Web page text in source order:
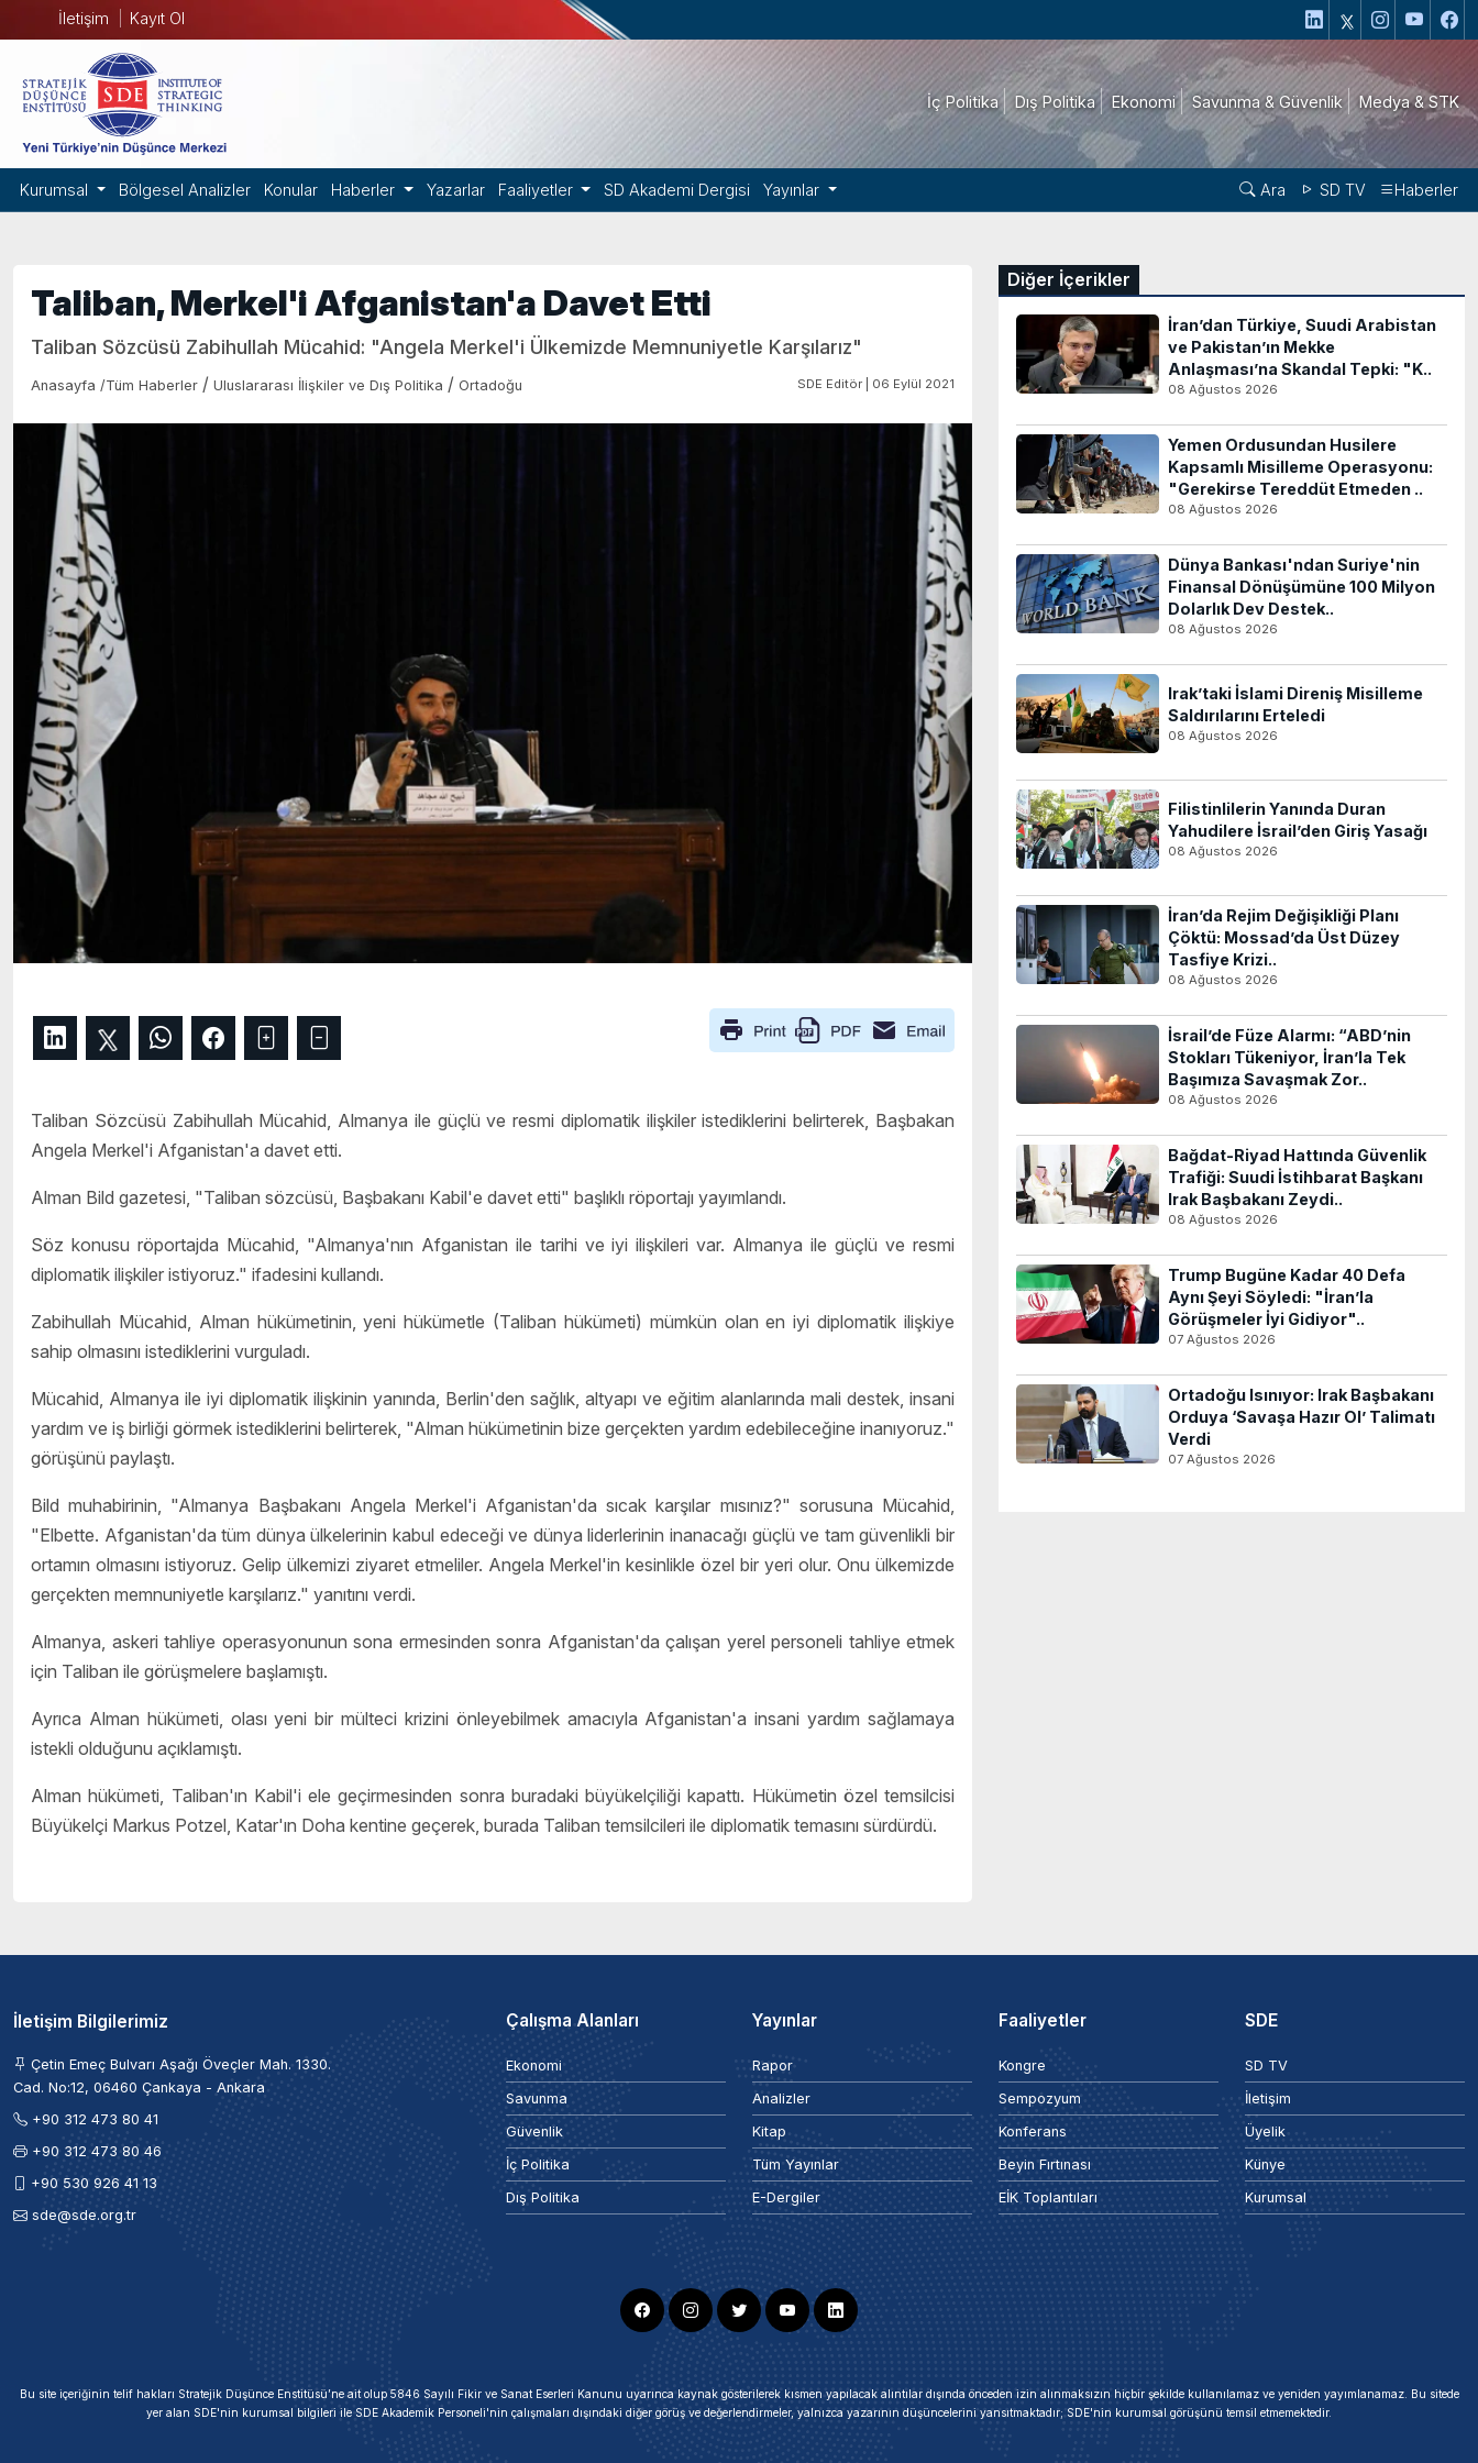
İletişim Kayıt Ol
İç Politika Dış Politika Ekonomi Savunma & Güvenlik Medya & STK
Kurumsal Bölgesel Analizler Konular Haberler Yazarlar Faaliyetler SD Akademi Dergisi Yayınlar Ara SD TV Haberler
Taliban, Merkel'i Afganistan'a Davet Etti
Taliban Sözcüsü Zabihullah Mücahid: "Angela Merkel'i Ülkemizde Memnuniyetle Karşılarız"
Anasayfa /Tüm Haberler / Uluslararası İlişkiler ve Dış Politika / Ortadoğu SDE Editör | 06 Eylül 2021
Taliban Sözcüsü Zabihullah Mücahid, Almanya ile güçlü ve resmi diplomatik ilişkiler istediklerini belirterek, Başbakan
Angela Merkel'i Afganistan'a davet etti.
Alman Bild gazetesi, "Taliban sözcüsü, Başbakanı Kabil'e davet etti" başlıklı röportajı yayımlandı.
Söz konusu röportajda Mücahid, "Almanya'nın Afganistan ile tarihi ve iyi ilişkileri var. Almanya ile güçlü ve resmi
diplomatik ilişkiler istiyoruz." ifadesini kullandı.
Zabihullah Mücahid, Alman hükümetinin, yeni hükümetle (Taliban hükümeti) mümkün olan en iyi diplomatik ilişkiye
sahip olmasını istediklerini vurguladı.
Mücahid, Almanya ile iyi diplomatik ilişkinin yanında, Berlin'den sağlık, altyapı ve eğitim alanlarında mali destek, insani
yardım ve iş birliği görmek istediklerini belirterek, "Alman hükümetinin bize gerçekten yardım edebileceğine inanıyoruz."
görüşünü paylaştı.
Bild muhabirinin, "Almanya Başbakanı Angela Merkel'i Afganistan'da sıcak karşılar mısınız?" sorusuna Mücahid,
"Elbette. Afganistan'da tüm dünya ülkelerinin kabul edeceği ve dünya liderlerinin inanacağı güçlü ve tam güvenlikli bir
ortamın olmasını istiyoruz. Gelip ülkemizi ziyaret etmeliler. Angela Merkel'in kesinlikle özel bir yeri olur. Onu ülkemizde
gerçekten memnuniyetle karşılarız." yanıtını verdi.
Almanya, askeri tahliye operasyonunun sona ermesinden sonra Afganistan'da çalışan yerel personeli tahliye etmek
için Taliban ile görüşmelere başlamıştı.
Ayrıca Alman hükümeti, olası yeni bir mülteci krizini önleyebilmek amacıyla Afganistan'a insani yardım sağlamaya
istekli olduğunu açıklamıştı.
Alman hükümeti, Taliban'ın Kabil'i ele geçirmesinden sonra buradaki büyükelçiliği kapattı. Hükümetin özel temsilcisi
Büyükelçi Markus Potzel, Katar'ın Doha kentine geçerek, burada Taliban temsilcileri ile diplomatik temasını sürdürdü.
Diğer İçerikler
İran’dan Türkiye, Suudi Arabistan
ve Pakistan’ın Mekke
Anlaşması’na Skandal Tepki: "K..
08 Ağustos 2026
Yemen Ordusundan Husilere
Kapsamlı Misilleme Operasyonu:
"Gerekirse Tereddüt Etmeden ..
08 Ağustos 2026
Dünya Bankası'ndan Suriye'nin
Finansal Dönüşümüne 100 Milyon
Dolarlık Dev Destek..
08 Ağustos 2026
Irak’taki İslami Direniş Misilleme
Saldırılarını Erteledi
08 Ağustos 2026
Filistinlilerin Yanında Duran
Yahudilere İsrail’den Giriş Yasağı
08 Ağustos 2026
İran’da Rejim Değişikliği Planı
Çöktü: Mossad’da Üst Düzey
Tasfiye Krizi..
08 Ağustos 2026
İsrail’de Füze Alarmı: “ABD’nin
Stokları Tükeniyor, İran’la Tek
Başımıza Savaşmak Zor..
08 Ağustos 2026
Bağdat-Riyad Hattında Güvenlik
Trafiği: Suudi İstihbarat Başkanı
Irak Başbakanı Zeydi..
08 Ağustos 2026
Trump Bugüne Kadar 40 Defa
Aynı Şeyi Söyledi: "İran’la
Görüşmeler İyi Gidiyor"..
07 Ağustos 2026
Ortadoğu Isınıyor: Irak Başbakanı
Orduya ‘Savaşa Hazır Ol’ Talimatı
Verdi
07 Ağustos 2026
İletişim Bilgilerimiz
Çetin Emeç Bulvarı Aşağı Öveçler Mah. 1330.
Cad. No:12, 06460 Çankaya - Ankara
+90 312 473 80 41
+90 312 473 80 46
+90 530 926 41 13
sde@sde.org.tr
Çalışma Alanları
Ekonomi
Savunma
Güvenlik
İç Politika
Dış Politika
Yayınlar
Rapor
Analizler
Kitap
Tüm Yayınlar
E-Dergiler
Faaliyetler
Kongre
Sempozyum
Konferans
Beyin Fırtınası
EİK Toplantıları
SDE
SD TV
İletişim
Üyelik
Künye
Kurumsal
Bu site içeriğinin telif hakları Stratejik Düşünce Enstitüsü’ne ait olup 5846 Sayılı Fikir ve Sanat Eserleri Kanunu uyarınca kaynak gösterilerek kısmen yapılacak alıntılar dışında önceden izin alınmaksızın hiçbir şekilde kullanılamaz ve yeniden yayımlanamaz. Bu sitede
yer alan SDE'nin kurumsal bilgileri ile SDE Akademik Personeli'nin çalışmaları dışındaki diğer görüş ve değerlendirmeler, yalnızca yazarının düşüncelerini yansıtmaktadır; SDE'nin kurumsal görüşünü temsil etmemektedir.